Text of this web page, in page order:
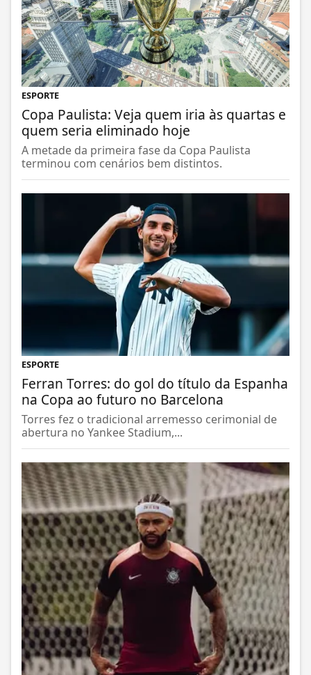
ESPORTE
Copa Paulista: Veja quem iria às quartas e
quem seria eliminado hoje
A metade da primeira fase da Copa Paulista
terminou com cenários bem distintos.
ESPORTE
Ferran Torres: do gol do título da Espanha
na Copa ao futuro no Barcelona
Torres fez o tradicional arremesso cerimonial de
abertura no Yankee Stadium,...